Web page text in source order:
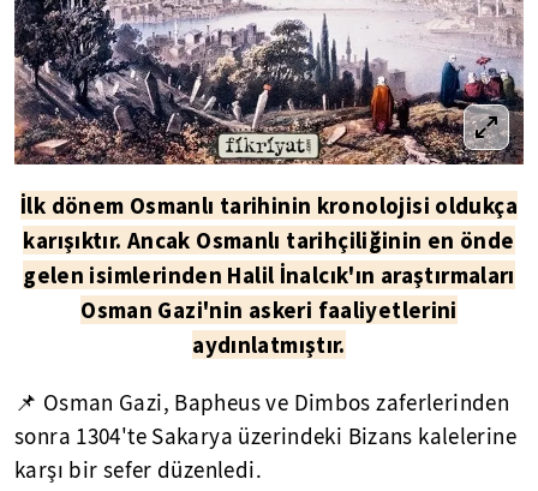
İlk dönem Osmanlı tarihinin kronolojisi oldukça
karışıktır. Ancak Osmanlı tarihçiliğinin en önde
gelen isimlerinden Halil İnalcık'ın araştırmaları
Osman Gazi'nin askeri faaliyetlerini
aydınlatmıştır.
📌 Osman Gazi, Bapheus ve Dimbos zaferlerinden
sonra 1304'te Sakarya üzerindeki Bizans kalelerine
karşı bir sefer düzenledi.